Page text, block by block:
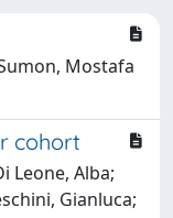
Mostafa
cohort
Leone, Alba;
Gianluca;